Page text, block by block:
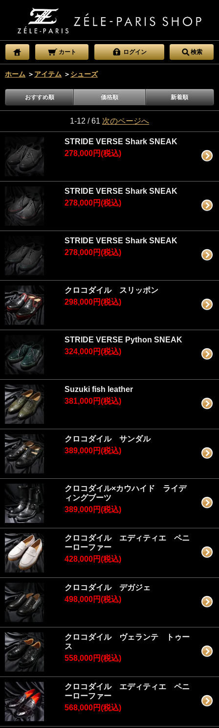
カート ログイン 検索
ホーム ＞ アイテム ＞ シューズ
おすすめ順 価格順 新着順
1-12 / 61 次のページへ
STRIDE VERSE Shark SNEAK
278,000円(税込)
STRIDE VERSE Shark SNEAK
278,000円(税込)
STRIDE VERSE Shark SNEAK
278,000円(税込)
クロコダイル スリッポン
298,000円(税込)
STRIDE VERSE Python SNEAK
324,000円(税込)
Suzuki fish leather
381,000円(税込)
クロコダイル サンダル
389,000円(税込)
クロコダイル×カウハイド ライデ
ィングブーツ
389,000円(税込)
クロコダイル エディティエ ペニ
ーローファー
428,000円(税込)
クロコダイル デガジェ
498,000円(税込)
クロコダイル ヴェランテ トゥー
ス
558,000円(税込)
クロコダイル エディティエ ペニ
ーローファー
568,000円(税込)